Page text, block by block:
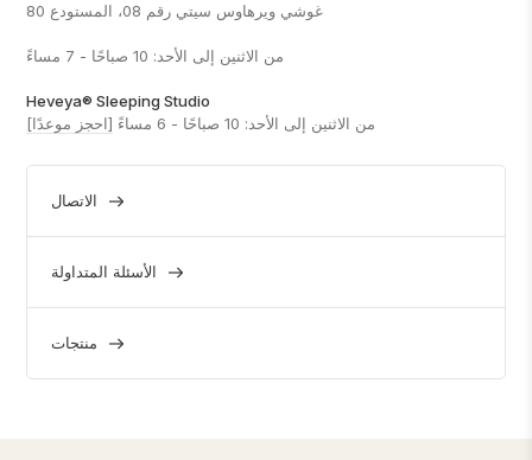
غوشي ويرهاوس سيتي رقم 08، المستودع 80
من الاثنين إلى الأحد: 10 صباحًا - 7 مساءً
Heveya® Sleeping Studio
من الاثنين إلى الأحد: 10 صباحًا - 6 مساءً
[احجز موعدًا]
الاتصال
الأسئلة المتداولة
منتجات